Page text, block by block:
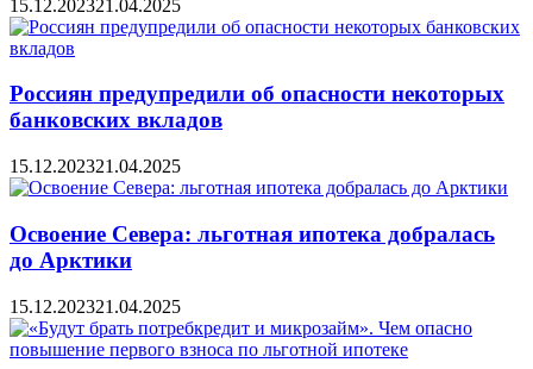
15.12.202321.04.2025
Россиян предупредили об опасности некоторых
банковских вкладов
15.12.202321.04.2025
Освоение Севера: льготная ипотека добралась
до Арктики
15.12.202321.04.2025